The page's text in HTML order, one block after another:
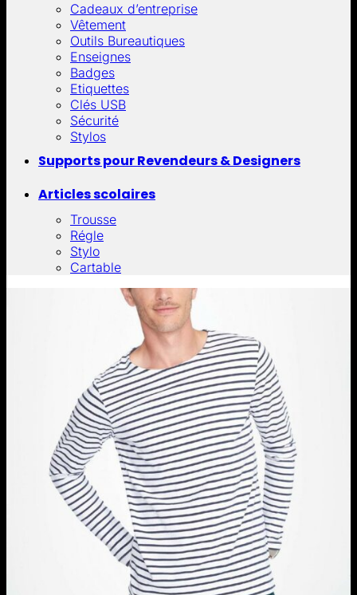
Cadeaux d’entreprise
Vêtement
Outils Bureautiques
Enseignes
Badges
Etiquettes
Clés USB
Sécurité
Stylos
Supports pour Revendeurs & Designers
Articles scolaires
Trousse
Régle
Stylo
Cartable